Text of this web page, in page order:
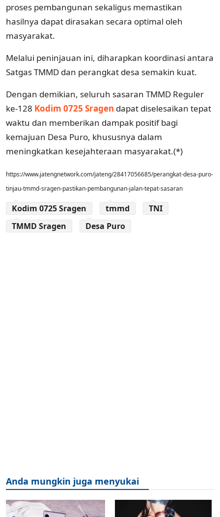
proses pembangunan sekaligus memastikan
hasilnya dapat dirasakan secara optimal oleh
masyarakat.
Melalui peninjauan ini, diharapkan koordinasi antara
Satgas TMMD dan perangkat desa semakin kuat.
Dengan demikian, seluruh sasaran TMMD Reguler
ke-128 Kodim 0725 Sragen dapat diselesaikan tepat
waktu dan memberikan dampak positif bagi
kemajuan Desa Puro, khususnya dalam
meningkatkan kesejahteraan masyarakat.(*)
https://www.jatengnetwork.com/jateng/28417056685/perangkat-desa-puro-
tinjau-tmmd-sragen-pastikan-pembangunan-jalan-tepat-sasaran
Kodim 0725 Sragen tmmd
TNI
TMMD Sragen
Desa Puro
Anda mungkin juga menyukai